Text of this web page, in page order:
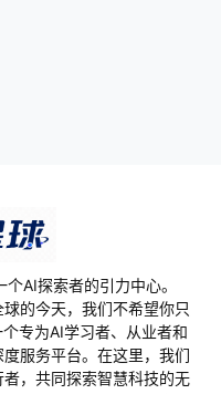
AI探索者的引力中心。
的今天，我们不希望你只
专为AI学习者、从业者和
服务平台。在这里，我们
，共同探索智慧科技的无